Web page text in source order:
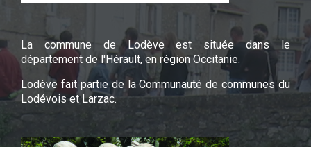
La commune de Lodève est située dans le
département de l'Hérault, en région Occitanie.
Lodève fait partie de la Communauté de communes du
Lodévois et Larzac.